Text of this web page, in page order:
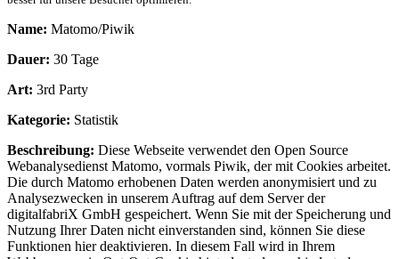
Name: Matomo/Piwik
Dauer: 30 Tage
Art: 3rd Party
Kategorie: Statistik
Beschreibung: Diese Webseite verwendet den Open Source
Webanalysedienst Matomo, vormals Piwik, der mit Cookies arbeitet.
Die durch Matomo erhobenen Daten werden anonymisiert und zu
Analysezwecken in unserem Auftrag auf dem Server der
digitalfabriX GmbH gespeichert. Wenn Sie mit der Speicherung und
Nutzung Ihrer Daten nicht einverstanden sind, können Sie diese
Funktionen hier deaktivieren. In diesem Fall wird in Ihrem